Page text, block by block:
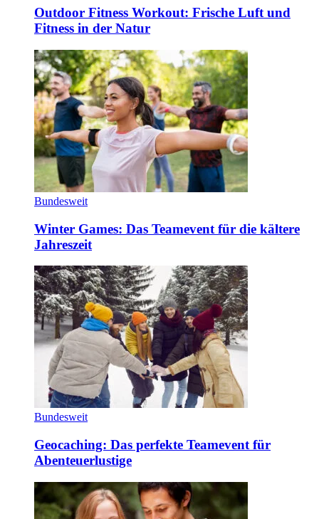
Outdoor Fitness Workout: Frische Luft und
Fitness in der Natur
Bundesweit
Winter Games: Das Teamevent für die kältere
Jahreszeit
Bundesweit
Geocaching: Das perfekte Teamevent für
Abenteuerlustige